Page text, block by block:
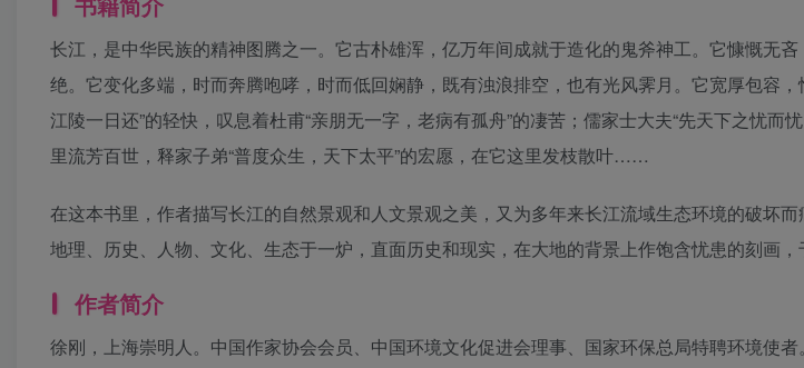
长江，是中华民族的精神图腾之一。它古朴雄浑，亿万年间成就于造化的鬼斧神工。它慷慨无
绝。它变化多端，时而奔腾咆哮，时而低回娴静，既有浊浪排空，也有光风霁月。它宽厚包容
江陵一日还”的轻快，叹息着杜甫“亲朋无一字，老病有孤舟”的凄苦；儒家士大夫“先天下之忧而
里流芳百世，释家子弟“普度众生，天下太平”的宏愿，在它这里发枝散叶……
在这本书里，作者描写长江的自然景观和人文景观之美，又为多年来长江流域生态环境的破坏
地理、历史、人物、文化、生态于一炉，直面历史和现实，在大地的背景上作饱含忧患的刻画，
作者简介
徐刚，上海崇明人。中国作家协会会员、中国环境文化促进会理事、国家环保总局特聘环境使